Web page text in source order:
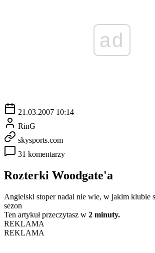
ad
21.03.2007 10:14
RinG
skysports.com
31 komentarzy
Rozterki Woodgate'a
Angielski stoper nadal nie wie, w jakim klubie
sezon
Ten artykuł przeczytasz w 2 minuty.
REKLAMA
REKLAMA